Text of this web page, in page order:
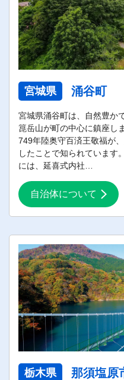
宮城県 涌谷町
宮城県涌谷町は、自然豊か
箟岳山が町の中心に鎮座し
749年陸奥守百済王敬福が
したことで知られています
には、延喜式内社…
自治体について
栃木県 那須塩原